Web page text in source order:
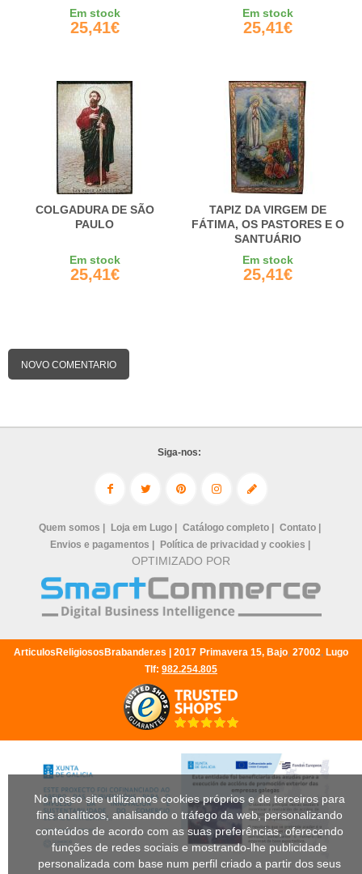
Em stock
25,41€
Em stock
25,41€
COLGADURA DE SÃO
PAULO
Em stock
25,41€
TAPIZ DA VIRGEM DE
FÁTIMA, OS PASTORES E O
SANTUÁRIO
Em stock
25,41€
NOVO COMENTARIO
No nosso site utilizamos cookies próprios e de terceiros para
fins analíticos, analisando o tráfego da web, personalizando
conteúdos de acordo com as suas preferências, oferecendo
funções de redes sociais e mostrando-lhe publicidade
personalizada com base num perfil criado a partir dos seus
Siga-nos:
Quem somos | Loja em Lugo | Catálogo completo |
Contato |
Envios e pagamentos |
Política de privacidad y cookies |
OPTIMIZADO POR
ArticulosReligiososBrabander.es | 2017 Primavera 15, Bajo, 27002, Lugo
Tlf: 982.254.805